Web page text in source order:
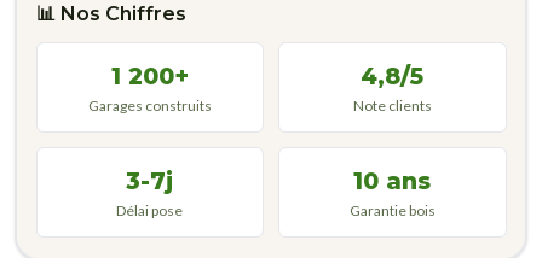
📊 Nos Chiffres
1 200+
Garages construits
4,8/5
Note clients
3-7j
Délai pose
10 ans
Garantie bois